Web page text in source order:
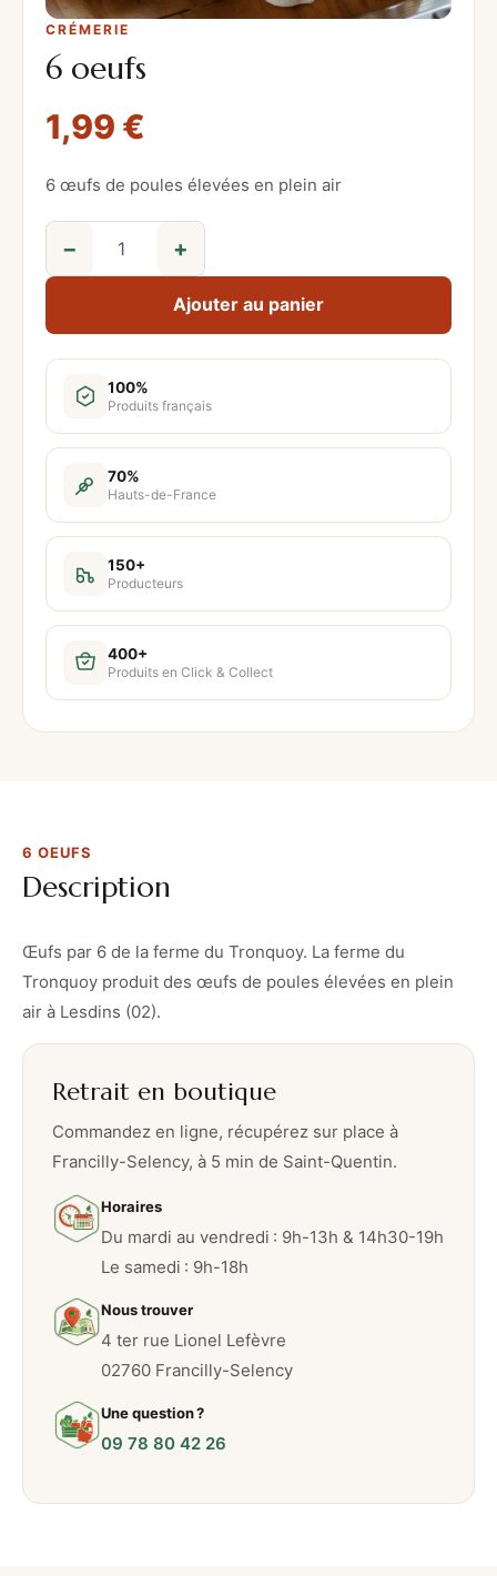
CRÉMERIE
6 oeufs
1,99 €
6 œufs de poules élevées en plein air
u
a
e
− +
Ajouter au panier
100%
Produits français
70%
Hauts-de-France
150+
Producteurs
400+
Produits en Click & Collect
6 OEUFS
Description
Œufs par 6 de la ferme du Tronquoy. La ferme du
Tronquoy produit des œufs de poules élevées en plein
air à Lesdins (02).
Retrait en boutique
Commandez en ligne, récupérez sur place à
Francilly-Selency, à 5 min de Saint-Quentin.
Horaires
Du mardi au vendredi : 9h-13h & 14h30-19h
Le samedi : 9h-18h
Nous trouver
4 ter rue Lionel Lefèvre
02760 Francilly-Selency
Une question ?
09 78 80 42 26